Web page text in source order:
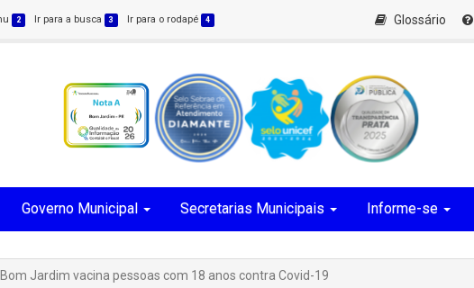
2 Ir para a busca 3 Ir para o rodapé 4 Glossário
Governo Municipal Secretarias Municipais Informe-se
Bom Jardim vacina pessoas com 18 anos contra Covid-19